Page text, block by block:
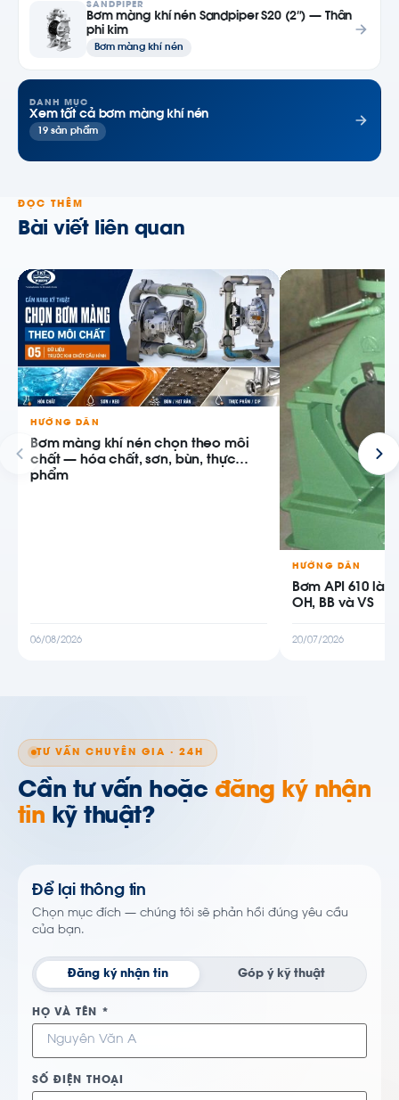
SANDPIPER
Bơm màng khí nén Sandpiper S20 (2″) — Thân
phi kim
Bơm màng khí nén
DANH MỤC
Xem tất cả bơm màng khí nén
19 sản phẩm
ĐỌC THÊM
Bài viết liên quan
HƯỚNG DẪN
Bơm màng khí nén chọn theo môi
chất — hóa chất, sơn, bùn, thực
phẩm
06/08/2026
HƯỚNG DẪN
Bơm API 610 là
OH, BB và VS
20/07/2026
TƯ VẤN CHUYÊN GIA · 24H
Cần tư vấn hoặc đăng ký nhận
tin kỹ thuật?
Để lại thông tin
Chọn mục đích — chúng tôi sẽ phản hồi đúng yêu cầu
của bạn.
Đăng ký nhận tin Góp ý kỹ thuật
HỌ VÀ TÊN *
SỐ ĐIỆN THOẠI